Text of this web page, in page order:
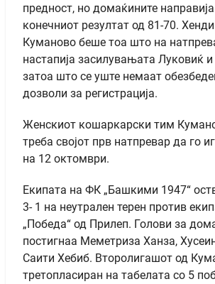
предност, но домаќините
конечниот резултат од 81-70.
Куманово беше тоа што на
настапија засилувањата Луковиќ
затоа што се уште немаат
дозволи за регистрација.
Женскиот кошаркарски тим
треба својот прв натпревар да го
на 12 октомври.
Екипата на ФК „Башкими 1947“
3- 1 на неутрален терен против
„Победа“ од Прилеп. Голови за
постигнаа Меметриза Ханза,
Саити Хебиб. Второлигашот од
третопласиран на табелата со 5